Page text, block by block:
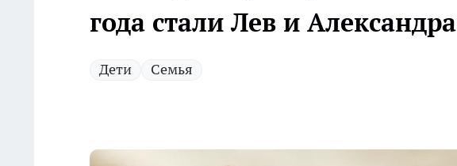
года стали Лев и Александра
Дети Семья